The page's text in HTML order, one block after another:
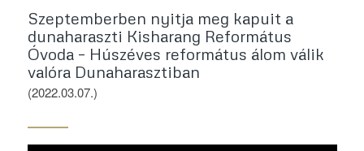
Szeptemberben nyitja meg kapuit a
dunaharaszti Kisharang Református
Óvoda – Húszéves református álom válik
valóra Dunaharasztiban
(2022.03.07.)